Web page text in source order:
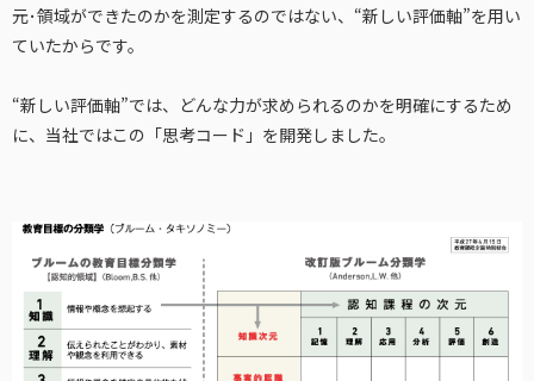
元･領域ができたのかを測定するのではない、“新しい評価軸”を用い
ていたからです。
“新しい評価軸”では、どんな力が求められるのかを明確にするため
に、当社ではこの「思考コード」を開発しました。